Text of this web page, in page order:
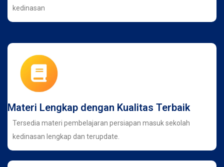
kedinasan
Materi Lengkap dengan Kualitas Terbaik
Tersedia materi pembelajaran persiapan masuk sekolah
kedinasan lengkap dan terupdate.